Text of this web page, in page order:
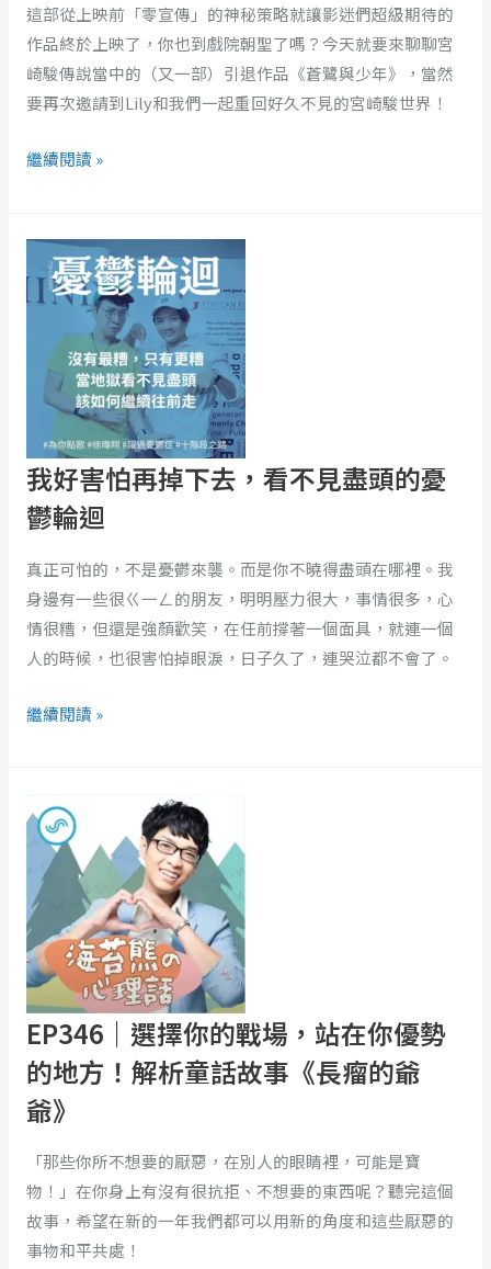
這部從上映前「零宣傳」的神秘策略就讓影迷們超級期待的
作品終於上映了，你也到戲院朝聖了嗎？今天就要來聊聊宮
崎駿傳說當中的（又一部）引退作品《蒼鷺與少年》，當然
要再次邀請到Lily和我們一起重回好久不見的宮崎駿世界！
看
懂
了
嗎？
析
少
隱
喻！
ft.
繼續閱讀 »
我好害怕再掉下去，看不見盡頭的憂
鬱輪迴
真正可怕的，不是憂鬱來襲。而是你不曉得盡頭在哪裡。我
身邊有一些很ㄍ一ㄥ的朋友，明明壓力很大，事情很多，心
情很糟，但還是強顏歡笑，在任前撐著一個面具，就連一個
人的時候，也很害怕掉眼淚，日子久了，連哭泣都不會了。
害
去，
看
不
見
頭
的
憂
鬱
輪
迴
繼續閱讀 »
EP346｜選擇你的戰場，站在你優勢
的地方！解析童話故事《長瘤的爺
爺》
「那些你所不想要的厭惡，在別人的眼睛裡，可能是寶
物！」在你身上有沒有很抗拒、不想要的東西呢？聽完這個
故事，希望在新的一年我們都可以用新的角度和這些厭惡的
事物和平共處！
｜
選
你
的
戰
場，
站
在
你
優
的
地
方！
解